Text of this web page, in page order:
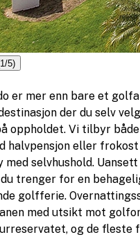
5)
er mer enn bare et
der du selv
oppholdet. Vi tilbyr
halvpensjon eller
med selvhushold.
trenger for en
golfferie.
med utsikt mot
og de fleste